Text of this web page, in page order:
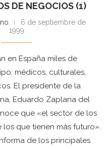
DE NEGOCIOS (1)
6 de septiembre de
1999
en España miles de
médicos, culturales,
El presidente de la
Eduardo Zaplana del
que «el sector de los
que tienen más futuro».
de los principales